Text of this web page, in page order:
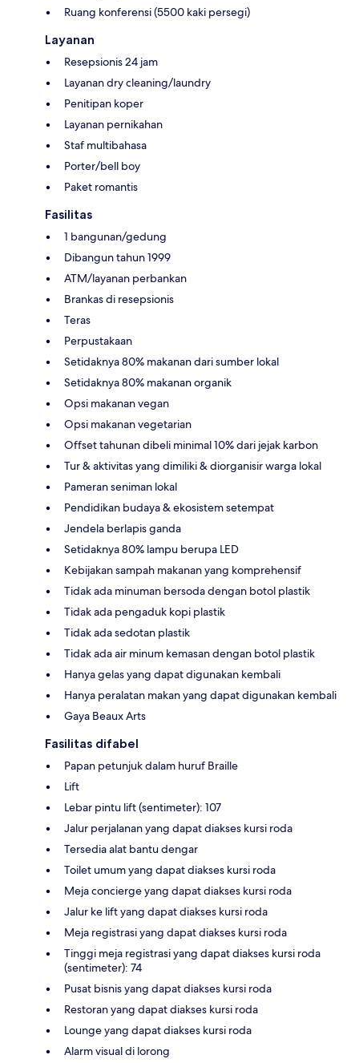
Ruang konferensi (5500 kaki persegi)
Layanan
Resepsionis 24 jam
Layanan dry cleaning/laundry
Penitipan koper
Layanan pernikahan
Staf multibahasa
Porter/bell boy
Paket romantis
Fasilitas
1 bangunan/gedung
Dibangun tahun 1999
ATM/layanan perbankan
Brankas di resepsionis
Teras
Perpustakaan
Setidaknya 80% makanan dari sumber lokal
Setidaknya 80% makanan organik
Opsi makanan vegan
Opsi makanan vegetarian
Offset tahunan dibeli minimal 10% dari jejak karbon
Tur & aktivitas yang dimiliki & diorganisir warga lokal
Pameran seniman lokal
Pendidikan budaya & ekosistem setempat
Jendela berlapis ganda
Setidaknya 80% lampu berupa LED
Kebijakan sampah makanan yang komprehensif
Tidak ada minuman bersoda dengan botol plastik
Tidak ada pengaduk kopi plastik
Tidak ada sedotan plastik
Tidak ada air minum kemasan dengan botol plastik
Hanya gelas yang dapat digunakan kembali
Hanya peralatan makan yang dapat digunakan kembali
Gaya Beaux Arts
Fasilitas difabel
Papan petunjuk dalam huruf Braille
Lift
Lebar pintu lift (sentimeter): 107
Jalur perjalanan yang dapat diakses kursi roda
Tersedia alat bantu dengar
Toilet umum yang dapat diakses kursi roda
Meja concierge yang dapat diakses kursi roda
Jalur ke lift yang dapat diakses kursi roda
Meja registrasi yang dapat diakses kursi roda
Tinggi meja registrasi yang dapat diakses kursi roda
(sentimeter): 74
Pusat bisnis yang dapat diakses kursi roda
Restoran yang dapat diakses kursi roda
Lounge yang dapat diakses kursi roda
Alarm visual di lorong